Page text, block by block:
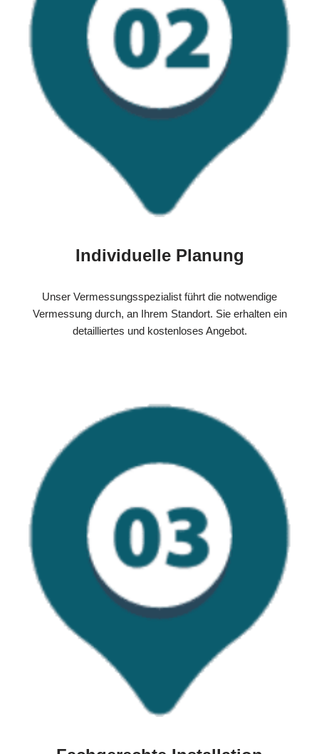
Individuelle Planung
Unser Vermessungsspezialist führt die notwendige
Vermessung durch, an Ihrem Standort. Sie erhalten ein
detailliertes und kostenloses Angebot.